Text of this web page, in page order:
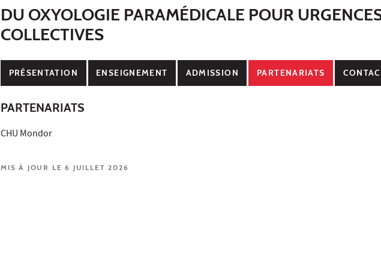
DU OXYOLOGIE PARAMÉDICALE POUR
COLLECTIVES
PRÉSENTATION ENSEIGNEMENT ADMISSION PARTENARIATS
PARTENARIATS
CHU Mondor
MIS À JOUR LE 6 JUILLET 2026